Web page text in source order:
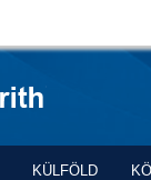
KÜLFÖLD